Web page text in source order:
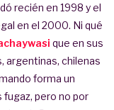
recién en 1998 y el
en el 2000. Ni qué
que en sus
argentinas, chilenas
forma un
pero no por